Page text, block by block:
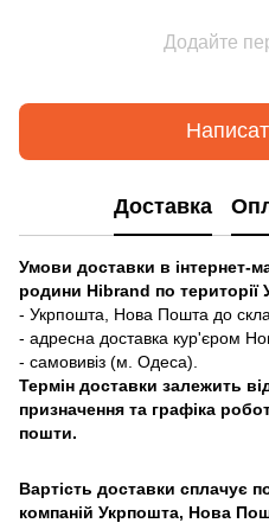
Додайте
Доставка
Умови доставки в інтернет-
родини Hibrand по території
- Укрпошта, Нова Пошта до
- адресна доставка кур'єром
- самовивіз (м. Одеса).
Термін доставки залежить
призначення та графіка
пошти.
Вартість доставки сплачує
компаній Укрпошта, Нова